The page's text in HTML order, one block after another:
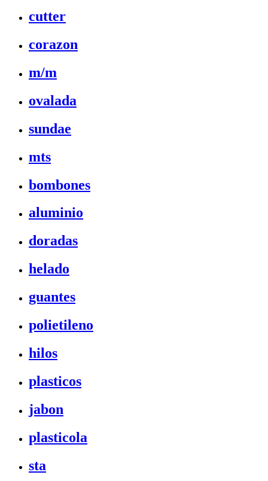
cutter
corazon
m/m
ovalada
sundae
mts
bombones
aluminio
doradas
helado
guantes
polietileno
hilos
plasticos
jabon
plasticola
sta